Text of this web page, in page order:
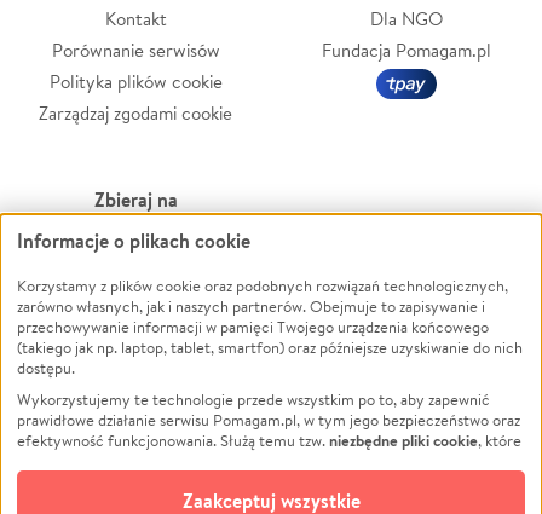
Kontakt
Porównanie serwisów
Polityka plików cookie
Zarządzaj zgodami cookie
Dla NGO
Fundacja Pomagam.pl
Zbieraj na
Leczenie
Zwierzęta
Pożar
Ukraina
Pomoc Finansowa
Projekty
Pogrzeb
Społeczność lokalna
Powódź
Wichura
NGO
Edukacja
Podróż
Impreza
Ochrona środowiska
Informacje o plikach cookie
Korzystamy z plików cookie oraz podobnych rozwiązań technologicznych,
zarówno własnych, jak i naszych partnerów. Obejmuje to zapisywanie i
przechowywanie informacji w pamięci Twojego urządzenia końcowego
(takiego jak np. laptop, tablet, smartfon) oraz późniejsze uzyskiwanie do nich
dostępu.
Wykorzystujemy te technologie przede wszystkim po to, aby zapewnić
prawidłowe działanie serwisu Pomagam.pl, w tym jego bezpieczeństwo oraz
efektywność funkcjonowania. Służą temu tzw.niezbędne pliki cookie, które
opcjonalnych plików cookie
Zaakceptuj wszystkie